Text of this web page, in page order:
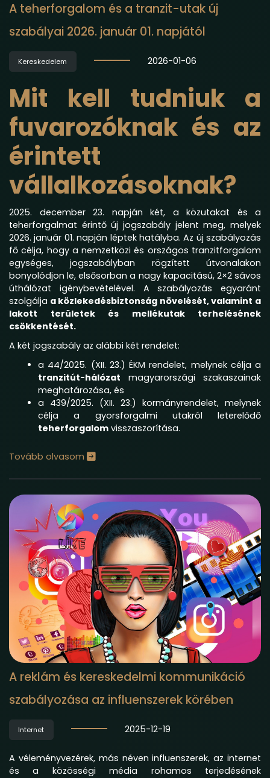
A teherforgalom és a tranzit-utak új
szabályai 2026. január 01. napjától
Kereskedelem 2026-01-06
Mit kell tudniuk a
fuvarozóknak és az
érintett
vállalkozásoknak?
2025. december 23. napján két, a közutakat és a
teherforgalmat érintő új jogszabály jelent meg, melyek
2026. január 01. napján léptek hatályba. Az új szabályozás
fő célja, hogy a nemzetközi és országos tranzitforgalom
egységes, jogszabályban rögzített útvonalakon
bonyolódjon le, elsősorban a nagy kapacitású, 2×2 sávos
úthálózat igénybevételével. A szabályozás egyaránt
szolgálja a közlekedésbiztonság növelését, valamint a
lakott területek és mellékutak terhelésének
csökkentését.
A két jogszabály az alábbi két rendelet:
a 44/2025. (XII. 23.) ÉKM rendelet, melynek célja a
tranzitút-hálózat magyarországi szakaszainak
meghatározása, és
a 439/2025. (XII. 23.) kormányrendelet, melynek
célja a gyorsforgalmi utakról leterelődő
teherforgalom visszaszorítása.
Tovább olvasom
A reklám és kereskedelmi kommunikáció
szabályozása az influenszerek körében
Internet 2025-12-19
A véleményvezérek, más néven influenszerek, az internet
és a közösségi média rohamos terjedésének